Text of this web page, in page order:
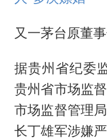
又一茅台原董事
据贵州省纪委
贵州省市场监
市场监督管理
长丁雄军涉嫌